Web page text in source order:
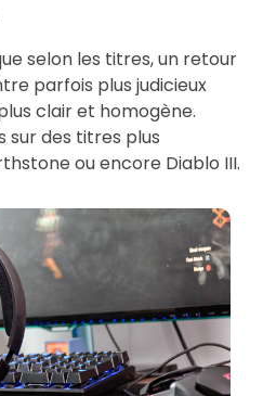
selon les titres, un retour
parfois plus judicieux
clair et homogène.
sur des titres plus
ou encore Diablo III.